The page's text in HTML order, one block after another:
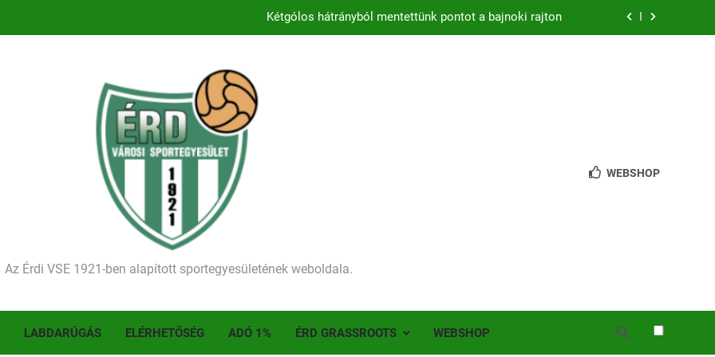
Kétgólos hátrányból mentettünk pontot a bajnoki rajton
Történelmet írt az I. Érdi Football Fesztivál – több mint 200 játékos lépett pályára Érden
Ellenfelünk visszalépése miatt játék nélkül jutottunk tovább a MOL Magyar Kupában
Kezdődik a 2026–2027-es szezon – hazai pályán rajtol az Érdi VSE!
Történelmet írt az I. Érdi Football Fesztivál – több mint 200 játékos lépett pályára Érden
Az Érdi VSE 1921-ben alapított sportegyesületének weboldala.
WEBSHOP
LABDARÚGÁS ELÉRHETŐSÉG ADÓ 1% ÉRD GRASSROOTS WEBSHOP